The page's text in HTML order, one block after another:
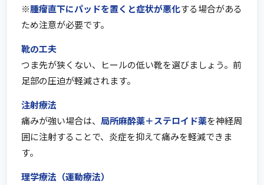
※腫瘤直下にパッドを置くと症状が悪化する場合がある
ため注意が必要です。
靴の工夫
つま先が狭くない、ヒールの低い靴を選びましょう。前
足部の圧迫が軽減されます。
注射療法
痛みが強い場合は、 局所麻酔薬＋ステロイド薬を神経周
囲に注射することで、炎症を抑えて痛みを軽減できま
す。
理学療法（運動療法）